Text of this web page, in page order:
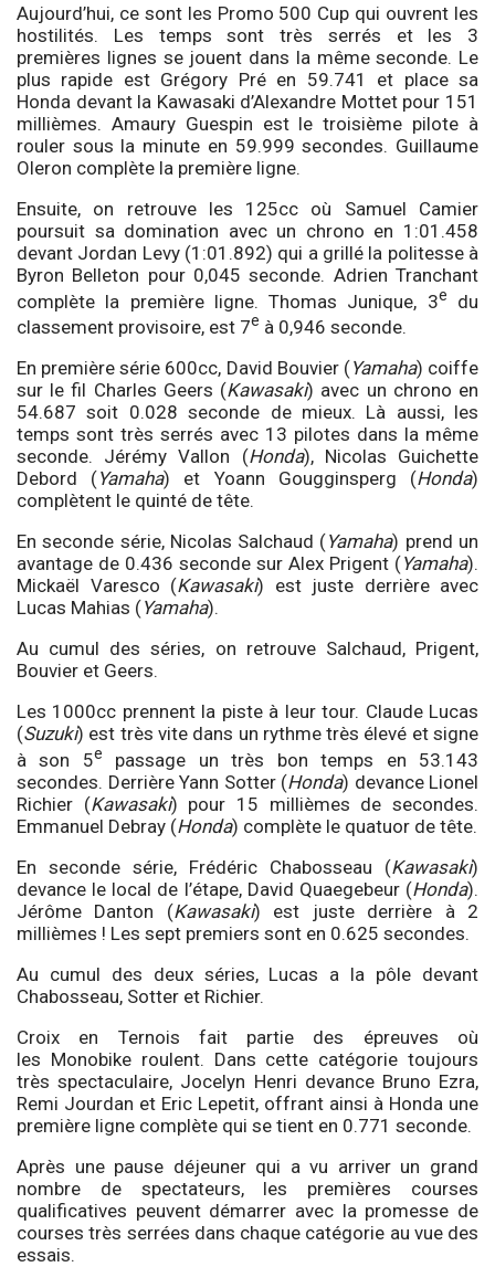
Aujourd’hui, ce sont les Promo 500 Cup qui ouvrent les
hostilités. Les temps sont très serrés et les 3
premières lignes se jouent dans la même seconde. Le
plus rapide est Grégory Pré en 59.741 et place sa
Honda devant la Kawasaki d’Alexandre Mottet pour 151
millièmes. Amaury Guespin est le troisième pilote à
rouler sous la minute en 59.999 secondes. Guillaume
Oleron complète la première ligne.
Ensuite, on retrouve les 125cc où Samuel Camier
poursuit sa domination avec un chrono en 1:01.458
devant Jordan Levy (1:01.892) qui a grillé la politesse à
Byron Belleton pour 0,045 seconde. Adrien Tranchant
complète la première ligne. Thomas Junique, 3e
du
classement provisoire, est 7e à 0,946 seconde.
En première série 600cc, David Bouvier (Yamaha) coiffe
sur le fil Charles Geers (Kawasaki) avec un chrono en
54.687 soit 0.028 seconde de mieux. Là aussi, les
temps sont très serrés avec 13 pilotes dans la même
seconde. Jérémy Vallon (Honda), Nicolas Guichette
Debord (Yamaha) et Yoann Gougginsperg (Honda)
complètent le quinté de tête.
En seconde série, Nicolas Salchaud (Yamaha) prend un
avantage de 0.436 seconde sur Alex Prigent (Yamaha).
Mickaël Varesco (Kawasaki) est juste derrière avec
Lucas Mahias (Yamaha).
Au cumul des séries, on retrouve Salchaud, Prigent,
Bouvier et Geers.
Les 1000cc prennent la piste à leur tour. Claude Lucas
(Suzuki) est très vite dans un rythme très élevé et signe
à son 5e
passage un très bon temps en 53.143
secondes. Derrière Yann Sotter (Honda) devance Lionel
Richier (Kawasaki) pour 15 millièmes de secondes.
Emmanuel Debray (Honda) complète le quatuor de tête.
En seconde série, Frédéric Chabosseau (Kawasaki)
devance le local de l’étape, David Quaegebeur (Honda).
Jérôme Danton (Kawasaki) est juste derrière à 2
millièmes ! Les sept premiers sont en 0.625 secondes.
Au cumul des deux séries, Lucas a la pôle devant
Chabosseau, Sotter et Richier.
Croix en Ternois fait partie des épreuves où
les Monobike roulent. Dans cette catégorie toujours
très spectaculaire, Jocelyn Henri devance Bruno Ezra,
Remi Jourdan et Eric Lepetit, offrant ainsi à Honda une
première ligne complète qui se tient en 0.771 seconde.
Après une pause déjeuner qui a vu arriver un grand
nombre de spectateurs, les premières courses
qualificatives peuvent démarrer avec la promesse de
courses très serrées dans chaque catégorie au vue des
essais.